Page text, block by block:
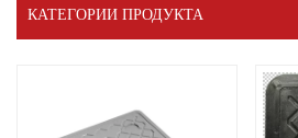
КАТЕГОРИИ ПРОДУКТА